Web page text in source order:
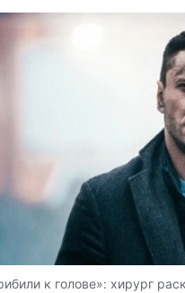
к голове»: хирург